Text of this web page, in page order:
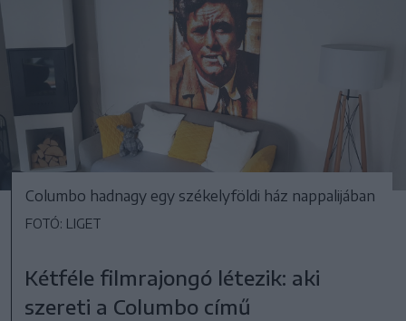
Columbo hadnagy egy székelyföldi ház nappalijában
FOTÓ: LIGET
Kétféle filmrajongó létezik: aki
szereti a Columbo című